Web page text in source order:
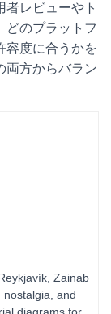
者レビューやト
どのプラットフ
容度に合うかを
両方からバラン
Zainab
and